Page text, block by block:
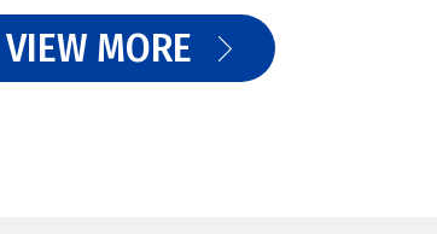
VIEW MORE